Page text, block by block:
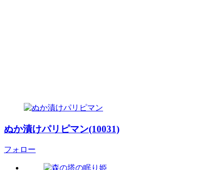
ぬか漬けパリピマン(10031)
フォロー